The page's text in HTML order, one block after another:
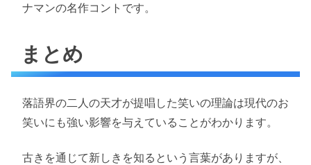
ナマンの名作コントです。
まとめ
落語界の二人の天才が提唱した笑いの理論は現代のお
笑いにも強い影響を与えていることがわかります。
古きを通じて新しきを知るという言葉がありますが、